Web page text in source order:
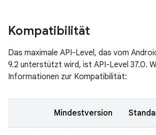
Kompatibilität
Das maximale API-Level, das vom
9.2 unterstützt wird, ist API-Level 37.0.
Informationen zur Kompatibilität:
Mindestversion